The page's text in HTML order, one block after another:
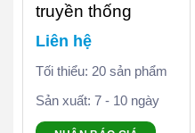
truyền thống
Liên hệ
Tối thiểu: 20 sản phẩm
Sản xuất: 7 - 10 ngày